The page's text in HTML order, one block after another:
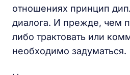
отношениях принцип
диалога. И прежде, чем
либо трактовать или
необходимо задуматься.